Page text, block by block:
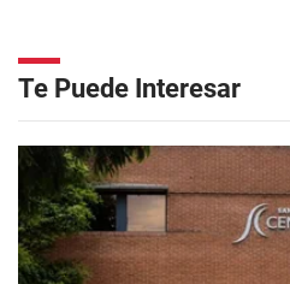
Te Puede Interesar